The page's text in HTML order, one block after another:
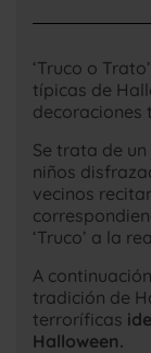
‘Truco o
típicas de
decoraciones
Se trata de
niños
vecinos
‘Truco’ a la
A
tradición de
terroríficas
Halloween.